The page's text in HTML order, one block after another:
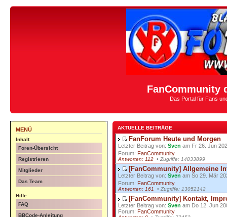
FanCommunity
Das Portal für Fans
MENÜ
Inhalt
Foren-Übersicht
Registrieren
Mitglieder
Das Team
Hilfe
FAQ
BBCode-Anleitung
AKTUELLE BEITRÄGE
FanForum Heute und Morgen
Letzter Beitrag von: Sven am Fr 26. Jun
Forum: FanCommunity
Antworten: 112 • Zugriffe: 14833899
[FanCommunity] Allgemeine
Letzter Beitrag von: Sven am So 29. Mär
Forum: FanCommunity
Antworten: 161 • Zugriffe: 13052142
[FanCommunity] Kontakt,
Letzter Beitrag von: Sven am Do 12. Jun
Forum: FanCommunity